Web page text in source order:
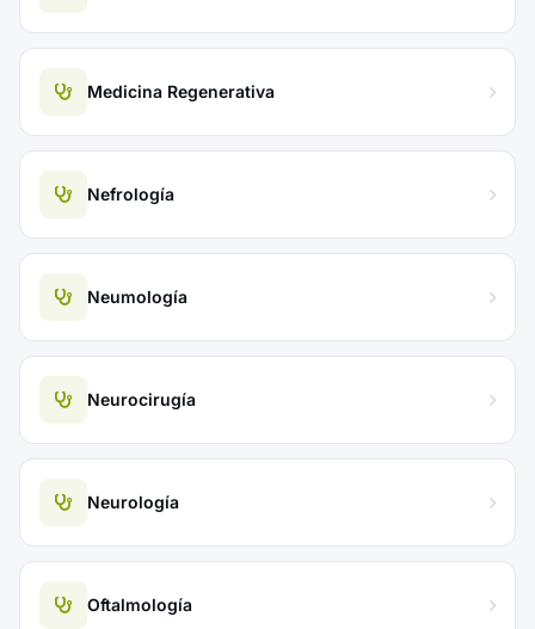
Medicina Regenerativa
Nefrología
Neumología
Neurocirugía
Neurología
Oftalmología